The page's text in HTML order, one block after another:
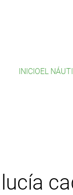
INICIOEL